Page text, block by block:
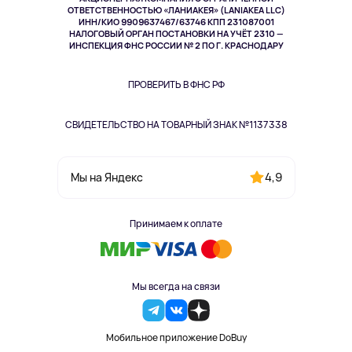
ОТВЕТСТВЕННОСТЬЮ «ЛАНИАКЕЯ» (LANIAKEA LLC)
ИНН/КИО 9909637467/63746 КПП 231087001
НАЛОГОВЫЙ ОРГАН ПОСТАНОВКИ НА УЧЁТ 2310 —
ИНСПЕКЦИЯ ФНС РОССИИ № 2 ПО Г. КРАСНОДАРУ
ПРОВЕРИТЬ В ФНС РФ
СВИДЕТЕЛЬСТВО НА ТОВАРНЫЙ ЗНАК №1137338
Мы на Яндекс 4,9
Принимаем к оплате
Мы всегда на связи
Мобильное приложение DoBuy
Здоровье питомцев
Одежда и аксессуары